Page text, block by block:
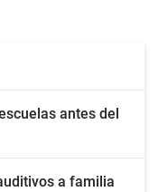
antes del
a familia